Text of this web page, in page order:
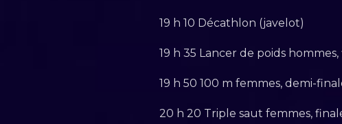
19 h 10 Décathlon (javelot)
19 h 35 Lancer de poids
19 h 50 100 m femmes, demi-
20 h 20 Triple saut femmes,